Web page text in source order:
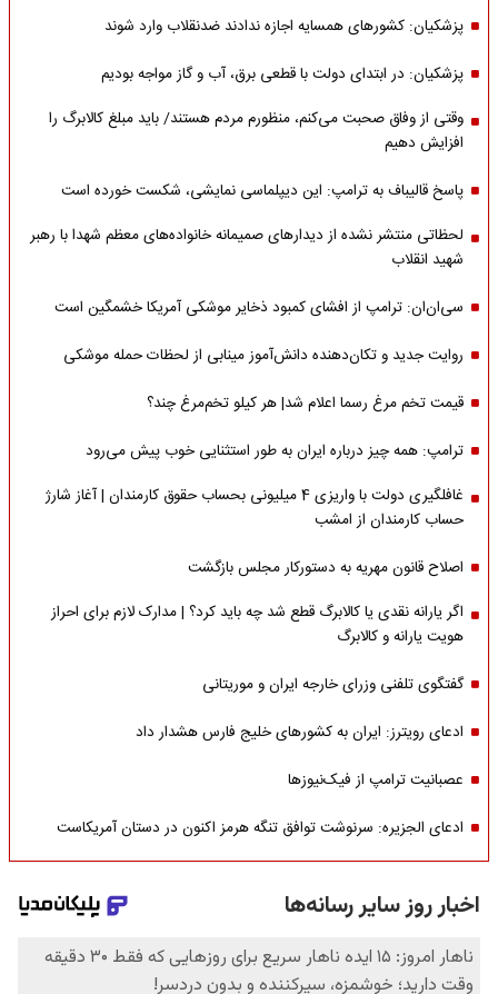
پزشکیان: کشورهای همسایه اجازه ندادند ضدنقلاب وارد شوند
پزشکیان: در ابتدای دولت با قطعی برق، آب و گاز مواجه بودیم
وقتی از وفاق صحبت می‌کنم، منظورم مردم هستند/ باید مبلغ کالابرگ را
افزایش دهیم
پاسخ قالیباف به ترامپ: این دیپلماسی نمایشی، شکست خورده است
لحظاتی منتشر نشده از دیدارهای صمیمانه خانواده‌های معظم شهدا با رهبر
شهید انقلاب
سی‌ان‌ان: ترامپ از افشای کمبود ذخایر موشکی آمریکا خشمگین است
روایت جدید و تکان‌دهنده دانش‌آموز مینابی از لحظات حمله موشکی
قیمت تخم مرغ رسما اعلام شد| هر کیلو تخم‌مرغ چند؟
ترامپ: همه چیز درباره ایران به طور استثنایی خوب پیش می‌رود
غافلگیری دولت با واریزی 4 میلیونی بحساب حقوق کارمندان | آغاز شارژ
حساب کارمندان از امشب
اصلاح قانون مهریه به دستورکار مجلس بازگشت
اگر یارانه نقدی یا کالابرگ قطع شد چه باید کرد؟ | مدارک لازم برای احراز
هویت یارانه و کالابرگ
گفتگوی تلفنی وزرای خارجه ایران و موریتانی
ادعای رویترز: ایران به کشورهای خلیج فارس هشدار داد
عصبانیت ترامپ از فیک‌نیوزها
ادعای الجزیره: سرنوشت توافق تنگه هرمز اکنون در دستان آمریکاست